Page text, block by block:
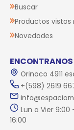
Buscar
Productos
Novedades
ENCONTRANOS
Orinoco 4911
+(598) 2619
Lun a Vier 9:00
16:00